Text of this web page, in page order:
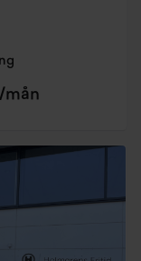
mån